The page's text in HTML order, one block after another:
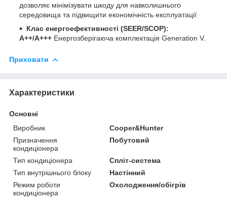
дозволяє мінімізувати шкоду для навколишнього
середовища та підвищити економічність експлуатації
Клас енергоефективності (SEER/SCOP):
A++/A+++ Енергозберігаюча комплектація Generation V.
Приховати
Характеристики
Основні
Виробник
Cooper&Hunter
Призначення
кондиціонера
Побутовий
Тип кондиціонера
Спліт-система
Тип внутрішнього блоку
Настінний
Режим роботи
кондиціонера
Охолодження/обігрів